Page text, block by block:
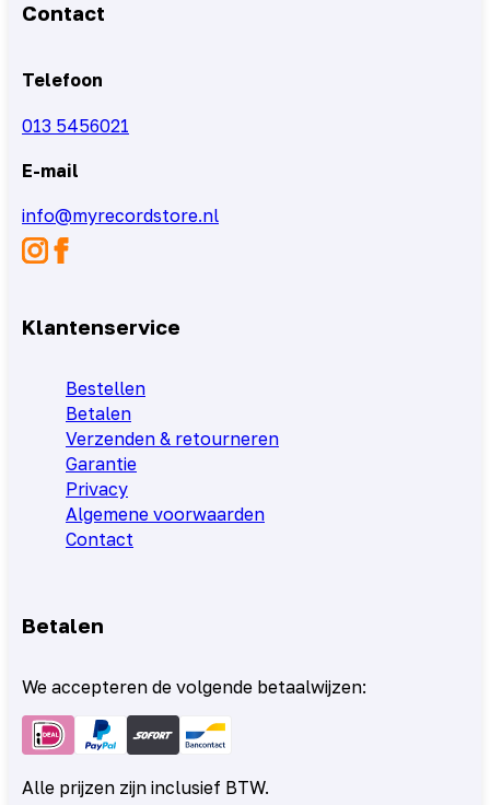
Contact
Telefoon
013 5456021
E-mail
info@myrecordstore.nl
Klantenservice
Bestellen
Betalen
Verzenden & retourneren
Garantie
Privacy
Algemene voorwaarden
Contact
Betalen
We accepteren de volgende betaalwijzen:
Alle prijzen zijn inclusief BTW.